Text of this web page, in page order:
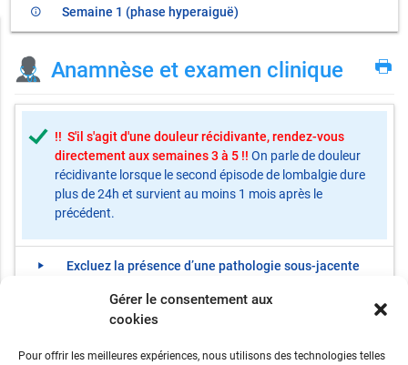
Gérer le consentement aux
cookies
Pour offrir les meilleures expériences, nous utilisons des technologies telles
info_outline Semaine 1 (phase hyperaiguë)
Anamnèse et examen clinique
!! S'il s'agit d'une douleur récidivante, rendez-vous
directement aux semaines 3 à 5 !! On parle de douleur
récidivante lorsque le second épisode de lombalgie dure
plus de 24h et survient au moins 1 mois après le
précédent.
play_arrow Excluez la présence d’une pathologie sous-jacente
grave et/ou d’une douleur radiculaire